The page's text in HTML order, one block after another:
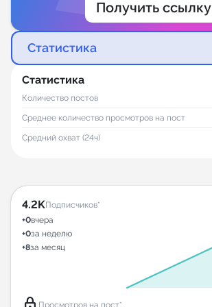
Получить ссылку
Статистика
Статистика
Количество постов
Среднее количество просмотров на пост
Средний охват (24ч)
4.2KПодписчиков*
+0вчера
+0за неделю
+8за месяц
Просмотров на пост*